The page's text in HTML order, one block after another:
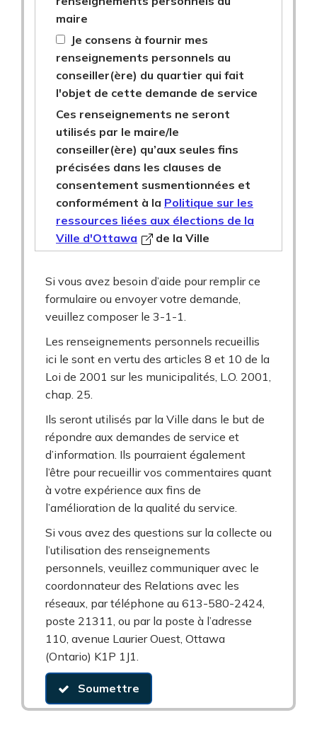
maire
Je consens à fournir mes
renseignements personnels au
conseiller(ère) du quartier qui fait
l'objet de cette demande de service
Ces renseignements ne seront
utilisés par le maire/le
conseiller(ère) qu’aux seules fins
précisées dans les clauses de
consentement susmentionnées et
conformément à la Politique sur les
ressources liées aux élections de la
Ville d'Ottawa
de la Ville
Si vous avez besoin d’aide pour remplir ce
formulaire ou envoyer votre demande,
veuillez composer le 3-1-1.
Les renseignements personnels recueillis
ici le sont en vertu des articles 8 et 10 de la
Loi de 2001 sur les municipalités, L.O. 2001,
chap. 25.
Ils seront utilisés par la Ville dans le but de
répondre aux demandes de service et
d’information. Ils pourraient également
l’être pour recueillir vos commentaires quant
à votre expérience aux fins de
l’amélioration de la qualité du service.
Si vous avez des questions sur la collecte ou
l’utilisation des renseignements
personnels, veuillez communiquer avec le
coordonnateur des Relations avec les
réseaux, par téléphone au 613-580-2424,
poste 21311, ou par la poste à l’adresse
110, avenue Laurier Ouest, Ottawa
(Ontario) K1P 1J1.
Soumettre